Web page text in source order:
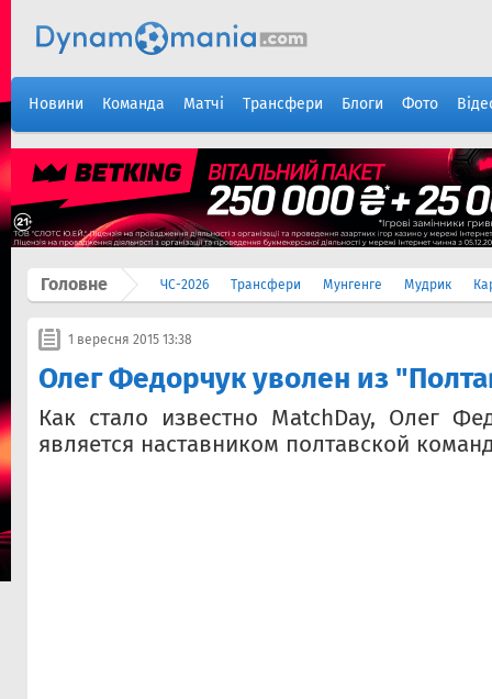
Новини Команда Матчі Трансфери Блоги Фото
Головне ЧС-2026 Трансфери Мунгенге Мудрик
1 вересня 2015 13:38
Олег Федорчук уволен из
Как стало известно MatchDay, Олег
является наставником полтавской